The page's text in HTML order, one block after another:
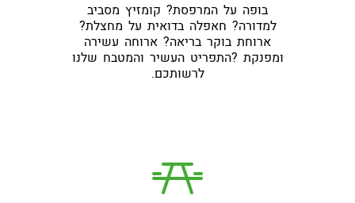
בופה על המרפסת? קומזיץ מסביב
למדורה? חאפלה בדואית על מחצלת?
ארוחת בוקר בריאה? ארוחה עשירה
ומפנקת ?התפריט העשיר והמטבח שלנו
לרשותכם.